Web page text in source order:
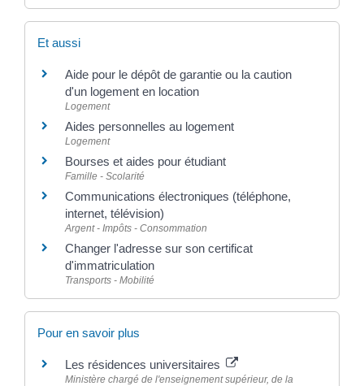
Et aussi
Aide pour le dépôt de garantie ou la caution
d'un logement en location
Logement
Aides personnelles au logement
Logement
Bourses et aides pour étudiant
Famille - Scolarité
Communications électroniques (téléphone,
internet, télévision)
Argent - Impôts - Consommation
Changer l'adresse sur son certificat
d'immatriculation
Transports - Mobilité
Pour en savoir plus
Les résidences universitaires
Ministère chargé de l'enseignement supérieur, de la